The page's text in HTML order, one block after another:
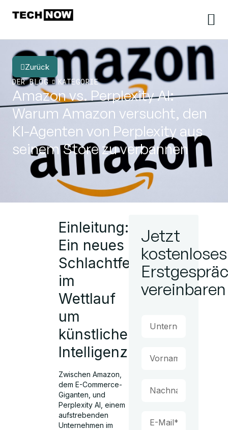
Zurück
DER BLOG
KATEGORIE
Amazon vs. Perplexity AI:
Warum Amazon versucht, den
KI-Agenten von Perplexity aus
seinem Store zu verbannen
Einleitung:
Ein neues
Schlachtfeld
im
Wettlauf
um
künstliche
Intelligenz
Zwischen Amazon,
dem E-Commerce-
Giganten, und
Perplexity AI, einem
aufstrebenden
Unternehmen im
Jetzt
kostenloses
vereinbaren